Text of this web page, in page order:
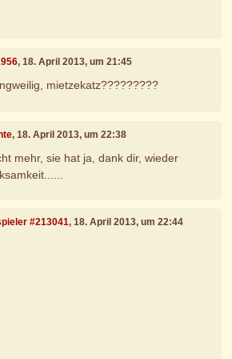
, 18. April 2013, um 21:45
mietzekatz?????????
, 18. April 2013, um 22:38
mehr, sie hat ja, dank dir, wieder
#213041, 18. April 2013, um 22:44